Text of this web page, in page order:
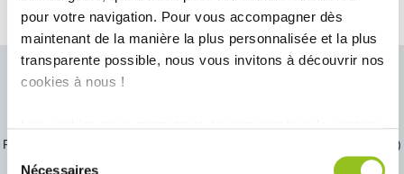
pour votre navigation. Pour vous accompagner dès
maintenant de la manière la plus personnalisée et la plus
transparente possible, nous vous invitons à découvrir nos
cookies à nous !
médias sociaux et d'analyser notre trafic. Nous
Nécessaires
Prendre rendez-vous chez COMERA COHADE
Prenez rendez-vous en quelques minutes et vous serez recontacté(e)
par votre conseiller COMERA Cuisines dans les meilleurs délais.